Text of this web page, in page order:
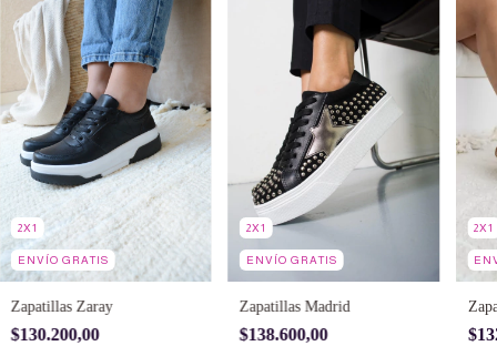
2X1
ENVÍO GRATIS
Zapatillas Zaray
$130.200,00
2X1
ENVÍO GRATIS
Zapatillas Madrid
$138.600,00
2X1